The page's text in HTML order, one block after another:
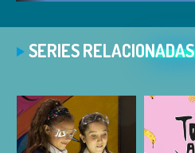
SERIES RELACIONADAS